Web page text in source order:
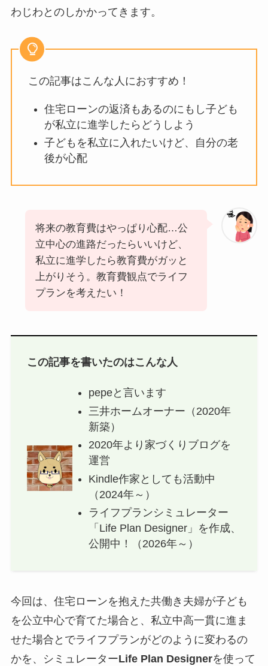
わじわとのしかかってきます。
この記事はこんな人におすすめ！
住宅ローンの返済もあるのにもし子ども
が私立に進学したらどうしよう
子どもを私立に入れたいけど、自分の老
後が心配
将来の教育費はやっぱり心配…公
立中心の進路だったらいいけど、
私立に進学したら教育費がガッと
上がりそう。教育費観点でライフ
プランを考えたい！
この記事を書いたのはこんな人
pepeと言います
三井ホームオーナー（2020年
新築）
2020年より家づくりブログを
運営
Kindle作家としても活動中
（2024年～）
ライフプランシミュレーター
「Life Plan Designer」を作成、
公開中！（2026年～）
今回は、住宅ローンを抱えた共働き夫婦が子ども
を公立中心で育てた場合と、私立中高一貫に進ま
せた場合とでライフプランがどのように変わるの
かを、シミュレーターLife Plan Designerを使って